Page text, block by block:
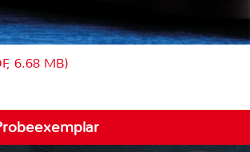
6.68 MB)